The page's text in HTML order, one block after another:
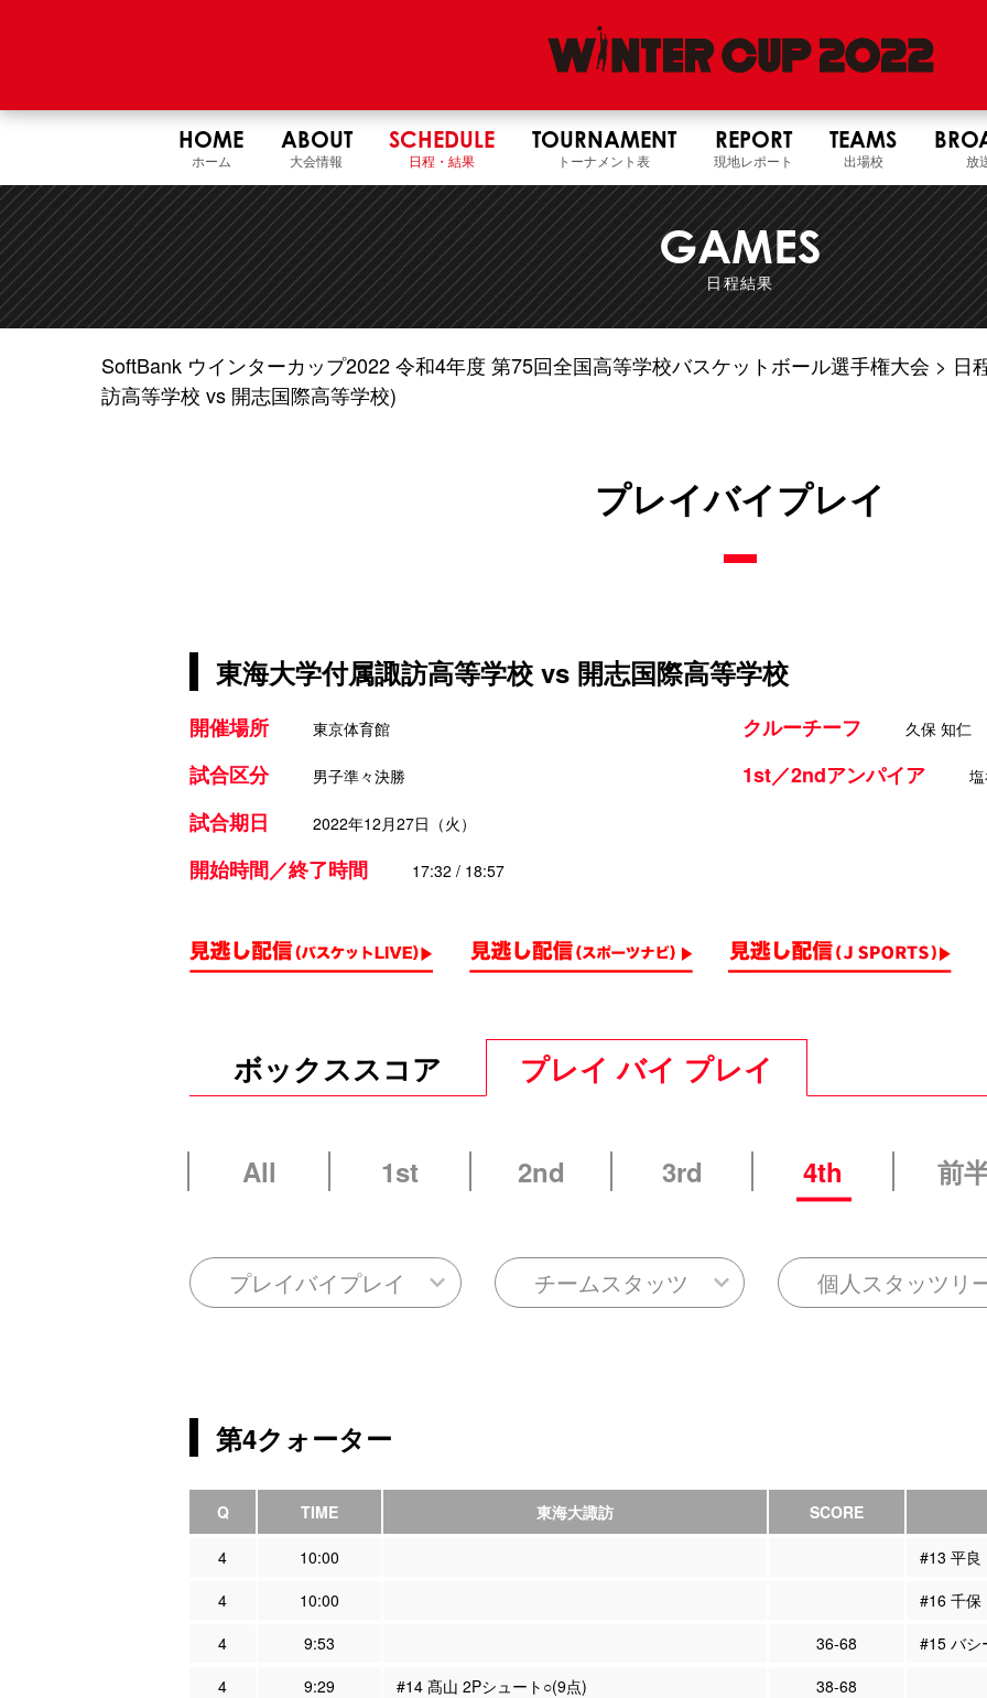
HOME
ホーム
ABOUT
大会情報
SCHEDULE
日程・結果
TOURNAMENT
トーナメント表
REPORT
現地レポート
TEAMS
出場校 放
GAMES
日程結果
SoftBank ウインターカップ2022 令和4年度 第75回全国高等学校バスケットボール選手権大会 日
訪高等学校 vs 開志国際高等学校)
プレイバイプレイ
東海大学付属諏訪高等学校 vs 開志国際高等学校
開催場所 東京体育館
試合区分 男子準々決勝
試合期日 2022年12月27日（火）
開始時間／終了時間 17:32 / 18:57
クルーチーフ 久保 知仁
1st／2ndアンパイア
ボックススコア プレイ バイ プレイ
All 1st 2nd 3rd 4th 前
プレイバイプレイ チームスタッツ 個人スタッツリ
第4クォーター
Q TIME 東海大諏訪 SCORE
4 10:00
#13 平
4
10:00
#16 千
4
9:53 36-68
#15 バシ
4
9:29 #14 髙山 2Pシュート○(9点)
38-68